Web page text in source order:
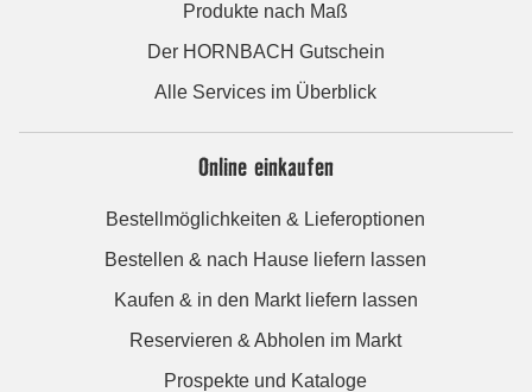
Produkte nach Maß
Der HORNBACH Gutschein
Alle Services im Überblick
Online einkaufen
Bestellmöglichkeiten & Lieferoptionen
Bestellen & nach Hause liefern lassen
Kaufen & in den Markt liefern lassen
Reservieren & Abholen im Markt
Prospekte und Kataloge